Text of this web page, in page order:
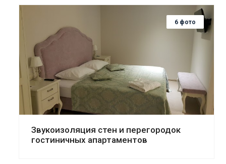
6 фото
Смотреть проект
Звукоизоляция стен и перегородок
гостиничных апартаментов